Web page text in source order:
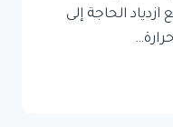
الحاجة إلى